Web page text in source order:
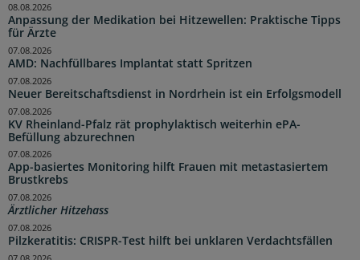
Anpassung der Medikation bei Hitzewellen: Praktische Tipps
für Ärzte
08.08.2026
AMD: Nachfüllbares Implantat statt Spritzen
07.08.2026
Neuer Bereitschaftsdienst in Nordrhein ist ein Erfolgsmodell
07.08.2026
KV Rheinland-Pfalz rät prophylaktisch weiterhin ePA-
Befüllung abzurechnen
07.08.2026
App-basiertes Monitoring hilft Frauen mit metastasiertem
Brustkrebs
07.08.2026
Ärztlicher Hitzehass
07.08.2026
Pilzkeratitis: CRISPR-Test hilft bei unklaren Verdachtsfällen
07.08.2026